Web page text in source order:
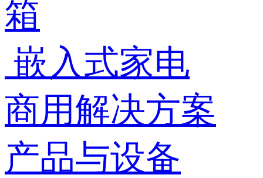
箱
嵌入式家电
商用解决方案
产品与设备